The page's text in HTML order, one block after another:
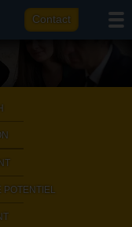
Contact